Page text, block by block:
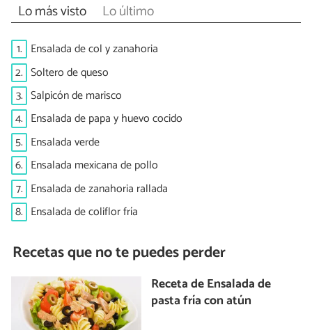
Lo más visto Lo último
1. Ensalada de col y zanahoria
2. Soltero de queso
3. Salpicón de marisco
4. Ensalada de papa y huevo cocido
5. Ensalada verde
6. Ensalada mexicana de pollo
7. Ensalada de zanahoria rallada
8. Ensalada de coliflor fría
Recetas que no te puedes perder
Receta de Ensalada de
pasta fría con atún